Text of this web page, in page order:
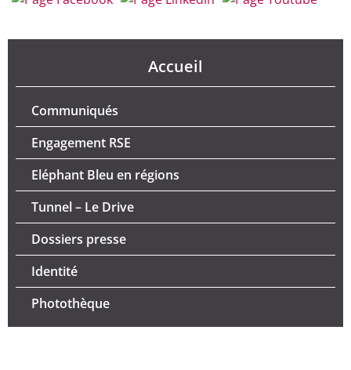
Accueil
Communiqués
Engagement RSE
Eléphant Bleu en régions
Tunnel – Le Drive
Dossiers presse
Identité
Photothèque